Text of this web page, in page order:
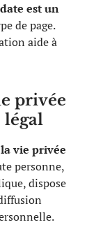
est un
de page.
aide à
privée
légal
vie privée
personne,
dispose